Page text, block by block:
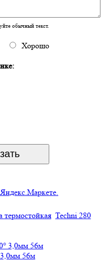
обычный текст.
Хорошо
термостойкая Techni 280
3,0мм 56м